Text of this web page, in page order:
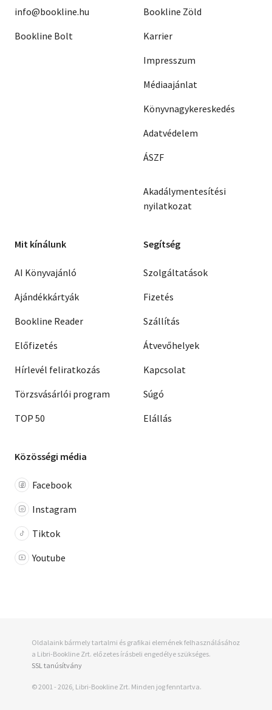
info@bookline.hu
Bookline Bolt
Bookline Zöld
Karrier
Impresszum
Médiaajánlat
Könyvnagykereskedés
Adatvédelem
ÁSZF
Akadálymentesítési
nyilatkozat
Mit kínálunk
AI Könyvajánló
Ajándékkártyák
Bookline Reader
Előfizetés
Hírlevél feliratkozás
Törzsvásárlói program
TOP 50
Segítség
Szolgáltatások
Fizetés
Szállítás
Átvevőhelyek
Kapcsolat
Súgó
Elállás
Közösségi média
Facebook
Instagram
Tiktok
Youtube
Oldalaink bármely tartalmi és grafikai elemének felhasználásához
a Libri-Bookline Zrt. előzetes írásbeli engedélye szükséges.
SSL tanúsítvány
© 2001 - 2026, Libri-Bookline Zrt. Minden jog fenntartva.